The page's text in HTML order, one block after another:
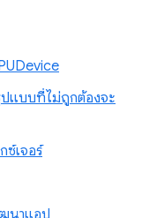
ปแบบที่ไม่ถูกต้องจะ
ซ์เจอร์
นาแอป